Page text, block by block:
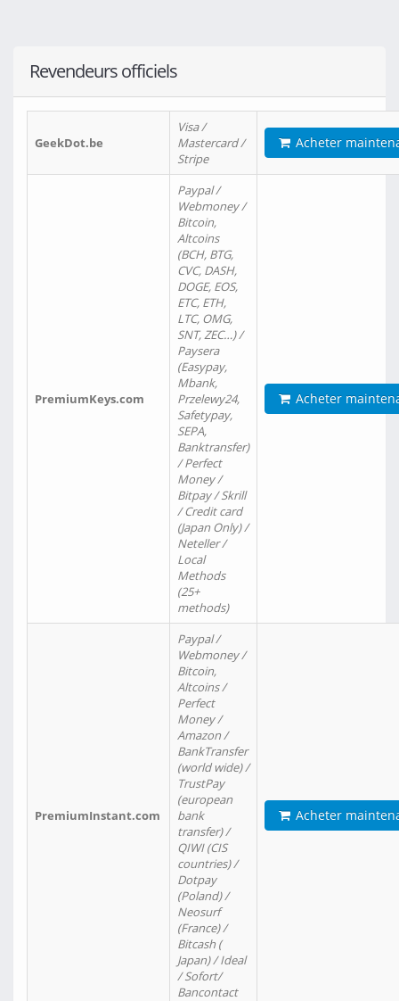
Revendeurs officiels
GeekDot.be
Visa /
Mastercard /
Stripe
Acheter
PremiumKeys.com
Paypal /
Webmoney /
Bitcoin,
Altcoins
(BCH, BTG,
CVC, DASH,
DOGE, EOS,
ETC, ETH,
LTC, OMG,
SNT, ZEC…) /
Paysera
(Easypay,
Mbank,
Przelewy24,
Safetypay,
SEPA,
Banktransfer)
/ Perfect
Money /
Bitpay / Skrill
/ Credit card
(Japan Only) /
Neteller /
Local
Methods
(25+
methods)
Acheter
PremiumInstant.com
Paypal /
Webmoney /
Bitcoin,
Altcoins /
Perfect
Money /
Amazon /
BankTransfer
(world wide) /
TrustPay
(european
bank
transfer) /
QIWI (CIS
countries) /
Dotpay
(Poland) /
Neosurf
(France) /
Bitcash (
Japan) / Ideal
/ Sofort/
Bancontact
Acheter